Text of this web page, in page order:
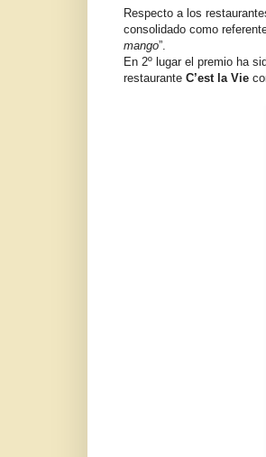
Respecto a los
consolidado como
mango”.
En 2º lugar el premio ha
restaurante C’est la Vie